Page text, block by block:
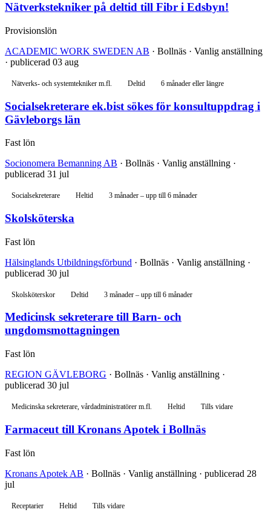
Nätverkstekniker på deltid till Fibr i Edsbyn!
Provisionslön
ACADEMIC WORK SWEDEN AB · Bollnäs · Vanlig anställning
· publicerad 03 aug
Nätverks- och systemtekniker m.fl. Deltid 6 månader eller längre
Socialsekreterare ek.bist sökes för konsultuppdrag i
Gävleborgs län
Fast lön
Socionomera Bemanning AB · Bollnäs · Vanlig anställning ·
publicerad 31 jul
Socialsekreterare Heltid 3 månader – upp till 6 månader
Skolsköterska
Fast lön
Hälsinglands Utbildningsförbund · Bollnäs · Vanlig anställning ·
publicerad 30 jul
Skolsköterskor Deltid 3 månader – upp till 6 månader
Medicinsk sekreterare till Barn- och
ungdomsmottagningen
Fast lön
REGION GÄVLEBORG · Bollnäs · Vanlig anställning ·
publicerad 30 jul
Medicinska sekreterare, vårdadministratörer m.fl. Heltid Tills vidare
Farmaceut till Kronans Apotek i Bollnäs
Fast lön
Kronans Apotek AB · Bollnäs · Vanlig anställning · publicerad 28
jul
Receptarier Heltid Tills vidare